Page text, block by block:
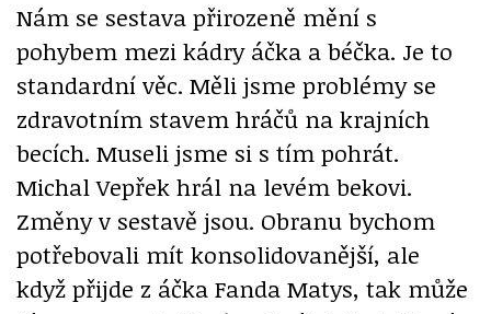
Nám se sestava přirozeně mění s
pohybem mezi kádry áčka a béčka. Je to
standardní věc. Měli jsme problémy se
zdravotním stavem hráčů na krajních
becích. Museli jsme si s tím pohrát.
Michal Vepřek hrál na levém bekovi.
Změny v sestavě jsou. Obranu bychom
potřebovali mít konsolidovanější, ale
když přijde z áčka Fanda Matys, tak může